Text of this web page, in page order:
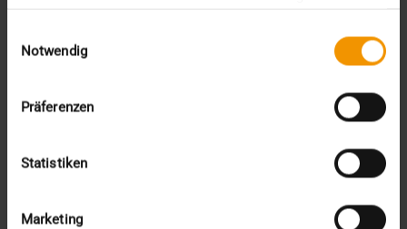
Notwendig
Präferenzen
Statistiken
Marketing
September (3)
Juli (3)
April (1)
Januar (2)